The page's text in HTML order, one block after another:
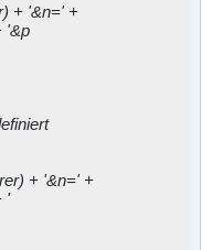
+ '&n=' +
'&p
+ '&n=' +
'